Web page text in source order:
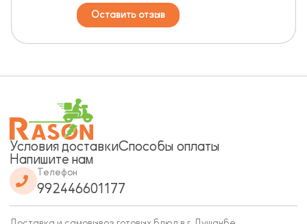
Оставить отзыв
Условия доставкиСпособы оплаты
Напишите нам
Телефон
992446601177